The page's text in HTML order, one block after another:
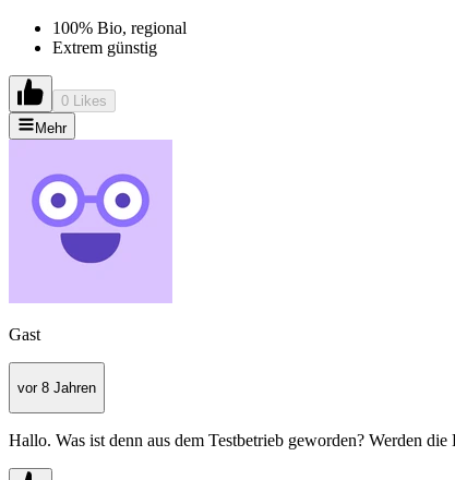
100% Bio, regional
Extrem günstig
0 Likes
Mehr
Gast
vor 8 Jahren
Hallo. Was ist denn aus dem Testbetrieb geworden? Werden